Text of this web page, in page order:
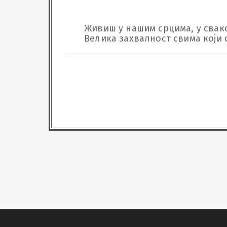
Живиш у нашим срцима, у
Велика захвалност свима